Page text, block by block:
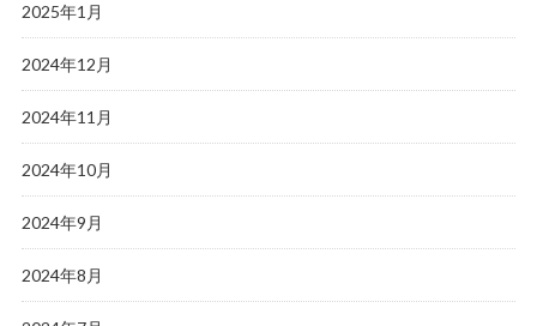
2025年1月
2024年12月
2024年11月
2024年10月
2024年9月
2024年8月